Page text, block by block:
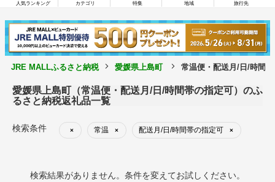
人気ランキング カテゴリ 特集 地域 旅行先
JRE MALLふるさと納税 愛媛県上島町 常温便・配送月/日/時間
愛媛県上島町（常温便・配送月/日/時間帯の指定可）のふ
るさと納税返礼品一覧
検索条件 × 常温 × 配送月/日/時間帯の指定可 ×
検索結果がありません。条件を変えてお試しください。